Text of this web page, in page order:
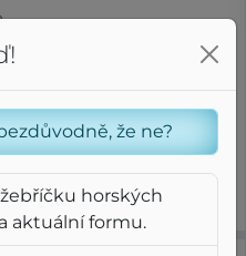
m s
FAP
že ne?
horských
aktuální formu.